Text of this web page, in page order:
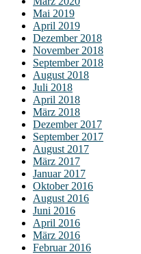
Mai 2019
April 2019
Dezember 2018
November 2018
September 2018
August 2018
Juli 2018
April 2018
März 2018
Dezember 2017
September 2017
August 2017
März 2017
Januar 2017
Oktober 2016
August 2016
Juni 2016
April 2016
März 2016
Februar 2016